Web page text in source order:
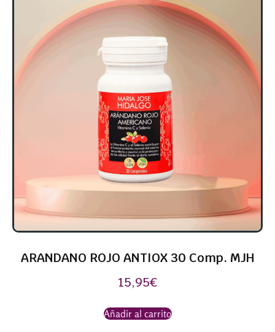
ARANDANO ROJO ANTIOX 30 Comp. MJH
15,95€
Añadir al carrito